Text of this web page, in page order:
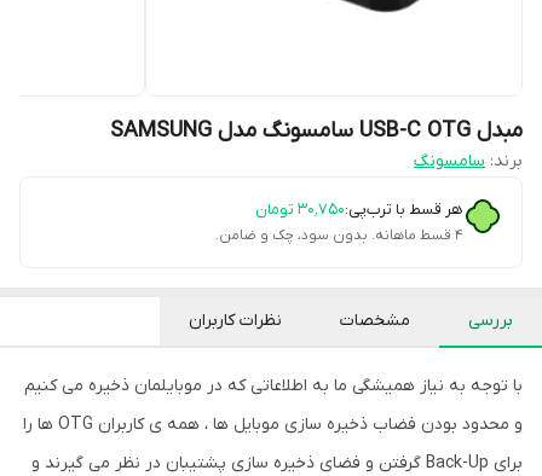
مبدل USB-C OTG سامسونگ مدل SAMSUNG
برند: سامسونگ
هر قسط با ترب‌پی:۳۰٬۷۵۰ تومان
۴ قسط ماهانه. بدون سود، چک و ضامن.
بررسی مشخصات نظرات کاربران
با توجه به نیاز همیشگی ما به اطلاعاتی که در موبایلمان ذخیره می کنیم
و محدود بودن فضاب ذخیره سازی موبایل ها ، همه ی کاربران OTG ها را
برای Back-Up گرفتن و فضای ذخیره سازی پشتیبان در نظر می گیرند و